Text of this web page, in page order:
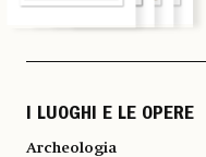
I LUOGHI E LE OPERE
Archeologia